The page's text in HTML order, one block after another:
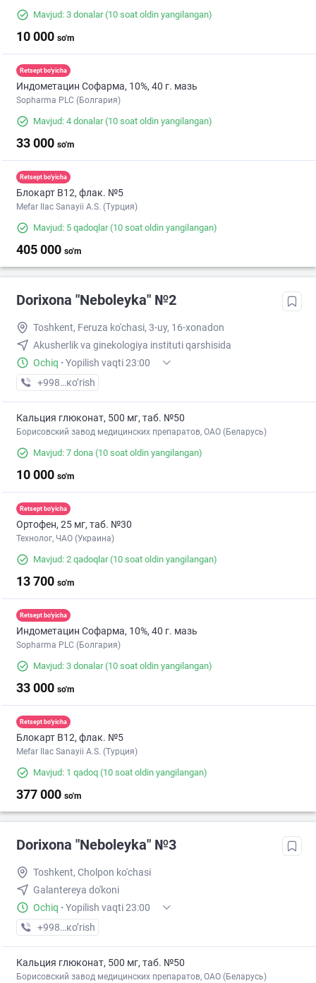
Mavjud: 3 donalar(10 soat oldin yangilangan)
10 000 so'm
Retsept bo'yicha
Индометацин Софарма, 10%, 40 г. мазь
Sopharma PLC (Болгария)
Mavjud: 4 donalar(10 soat oldin yangilangan)
33 000 so'm
Retsept bo'yicha
Блокарт B12, флак. №5
Mefar Ilac Sanayii A.S. (Турция)
Mavjud: 5 qadoqlar(10 soat oldin yangilangan)
405 000 so'm
Dorixona "Neboleyka" №2
Toshkent, Feruza ko'chasi, 3-uy, 16-xonadon
Akusherlik va ginekologiya instituti qarshisida
Ochiq · Yopilish vaqti 23:00
+998 (71) XXX-XX-XX
кo’rish
Кальция глюконат, 500 мг, таб. №50
Борисовский завод медицинских препаратов, ОАО (Беларусь)
Mavjud: 7 dona (10 soat oldin yangilangan)
10 000 so'm
Retsept bo'yicha
Ортофен, 25 мг, таб. №30
Технолог, ЧАО (Украина)
Mavjud: 2 qadoqlar(10 soat oldin yangilangan)
13 700 so'm
Retsept bo'yicha
Индометацин Софарма, 10%, 40 г. мазь
Sopharma PLC (Болгария)
Mavjud: 3 donalar(10 soat oldin yangilangan)
33 000 so'm
Retsept bo'yicha
Блокарт B12, флак. №5
Mefar Ilac Sanayii A.S. (Турция)
Mavjud: 1 qadoq (10 soat oldin yangilangan)
377 000 so'm
Dorixona "Neboleyka" №3
Toshkent, Cholpon ko'chasi
Galantereya do'koni
Ochiq · Yopilish vaqti 23:00
+998 (71) XXX-XX-XX
кo’rish
Кальция глюконат, 500 мг, таб. №50
Борисовский завод медицинских препаратов, ОАО (Беларусь)